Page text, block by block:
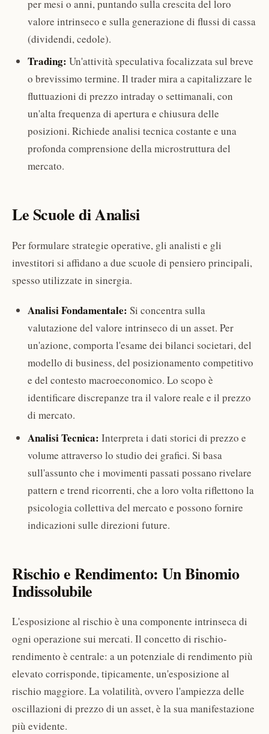
per mesi o anni, puntando sulla crescita del loro
valore intrinseco e sulla generazione di flussi di cassa
(dividendi, cedole).
Trading: Un'attività speculativa focalizzata sul breve
o brevissimo termine. Il trader mira a capitalizzare le
fluttuazioni di prezzo intraday o settimanali, con
un'alta frequenza di apertura e chiusura delle
posizioni. Richiede analisi tecnica costante e una
profonda comprensione della microstruttura del
mercato.
Le Scuole di Analisi
Per formulare strategie operative, gli analisti e gli
investitori si affidano a due scuole di pensiero principali,
spesso utilizzate in sinergia.
Analisi Fondamentale: Si concentra sulla
valutazione del valore intrinseco di un asset. Per
un'azione, comporta l'esame dei bilanci societari, del
modello di business, del posizionamento competitivo
e del contesto macroeconomico. Lo scopo è
identificare discrepanze tra il valore reale e il prezzo
di mercato.
Analisi Tecnica: Interpreta i dati storici di prezzo e
volume attraverso lo studio dei grafici. Si basa
sull'assunto che i movimenti passati possano rivelare
pattern e trend ricorrenti, che a loro volta riflettono la
psicologia collettiva del mercato e possono fornire
indicazioni sulle direzioni future.
Rischio e Rendimento: Un Binomio
Indissolubile
L'esposizione al rischio è una componente intrinseca di
ogni operazione sui mercati. Il concetto di rischio-
rendimento è centrale: a un potenziale di rendimento più
elevato corrisponde, tipicamente, un'esposizione al
rischio maggiore. La volatilità, ovvero l'ampiezza delle
oscillazioni di prezzo di un asset, è la sua manifestazione
più evidente.